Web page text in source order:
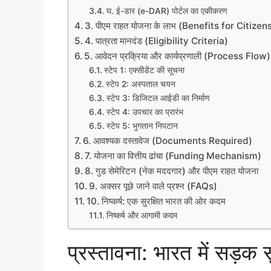
घ. ई-डार (e-DAR) पोर्टल का एकीकरण
3. पीएम राहत योजना के लाभ (Benefits for
4. पात्रता मानदंड (Eligibility Criteria)
5. आवेदन प्रक्रिया और कार्यप्रणाली (Process Flow)
स्टेप 1: एक्सीडेंट की सूचना
स्टेप 2: अस्पताल चयन
स्टेप 3: डिजिटल आईडी का निर्माण
स्टेप 4: उपचार का प्रारंभ
स्टेप 5: भुगतान निपटान
6. आवश्यक दस्तावेज (Documents Required)
7. योजना का वित्तीय ढांचा (Funding Mechanism)
8. गुड सेमेरिटन (नेक मददगार) और पीएम राहत योजना
9. अक्सर पूछे जाने वाले प्रश्न (FAQs)
10. निष्कर्ष: एक सुरक्षित भारत की ओर कदम
निष्कर्ष और आगामी कदम
प्रस्तावना: भारत में सड़क